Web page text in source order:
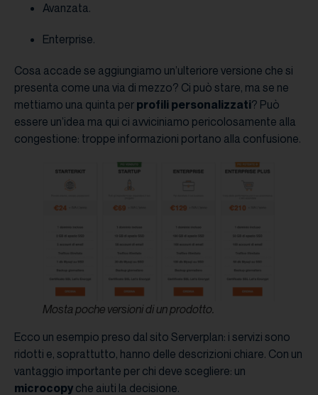
Avanzata.
Enterprise.
Cosa accade se aggiungiamo un’ulteriore versione che si
presenta come una via di mezzo? Ci può stare, ma se ne
mettiamo una quinta per profili personalizzati? Può
essere un’idea ma qui ci avviciniamo pericolosamente alla
congestione: troppe informazioni portano alla confusione.
Mosta poche versioni di un prodotto.
Ecco un esempio preso dal sito Serverplan: i servizi sono
ridotti e, soprattutto, hanno delle descrizioni chiare. Con un
vantaggio importante per chi deve scegliere: un
microcopy che aiuti la decisione.